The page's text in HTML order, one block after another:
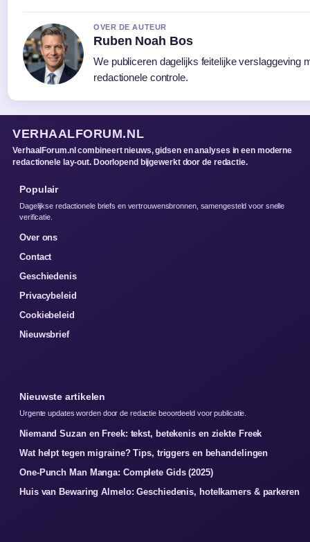
OVER DE AUTEUR
Ruben Noah Bos
We publiceren dagelijks feitelijke verslaggeving
redactionele controle.
VERHAALFORUM.NL
VerhaalForum.nl combineert nieuws, gidsen en analyses in een moderne
redactionele lay-out. Doorlopend bijgewerkt door de redactie.
Populair
Dagelijkse redactionele briefs en vertrouwensbronnen, samengesteld voor snelle
verificatie.
Over ons
Contact
Geschiedenis
Privacybeleid
Cookiebeleid
Nieuwsbrief
Nieuwste artikelen
Urgente updates worden door de redactie beoordeeld voor publicatie.
Niemand Suzan en Freek: tekst, betekenis en ziekte Freek
Wat helpt tegen migraine? Tips, triggers en behandelingen
One-Punch Man Manga: Complete Gids (2025)
Huis van Bewaring Almelo: Geschiedenis, hotelkamers & parkeren